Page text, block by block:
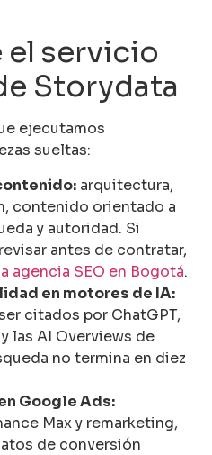
el servicio
Storydata
ejecutamos
sueltas:
arquitectura,
contenido orientado a
y autoridad. Si
antes de contratar,
agencia SEO en Bogotá.
en motores de IA:
citados por ChatGPT,
las AI Overviews de
no termina en diez
Google Ads:
Max y remarketing,
de conversión